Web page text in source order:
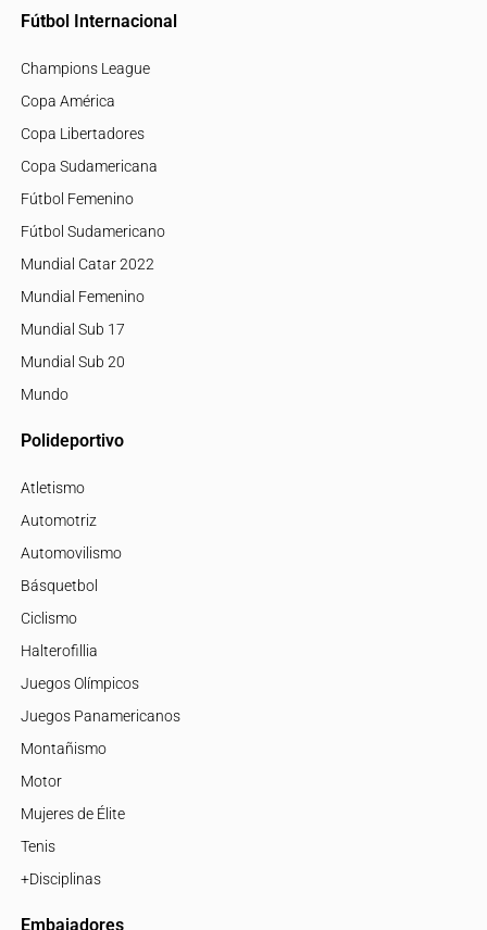
Fútbol Internacional
Champions League
Copa América
Copa Libertadores
Copa Sudamericana
Fútbol Femenino
Fútbol Sudamericano
Mundial Catar 2022
Mundial Femenino
Mundial Sub 17
Mundial Sub 20
Mundo
Polideportivo
Atletismo
Automotriz
Automovilismo
Básquetbol
Ciclismo
Halterofillia
Juegos Olímpicos
Juegos Panamericanos
Montañismo
Motor
Mujeres de Élite
Tenis
+Disciplinas
Embajadores